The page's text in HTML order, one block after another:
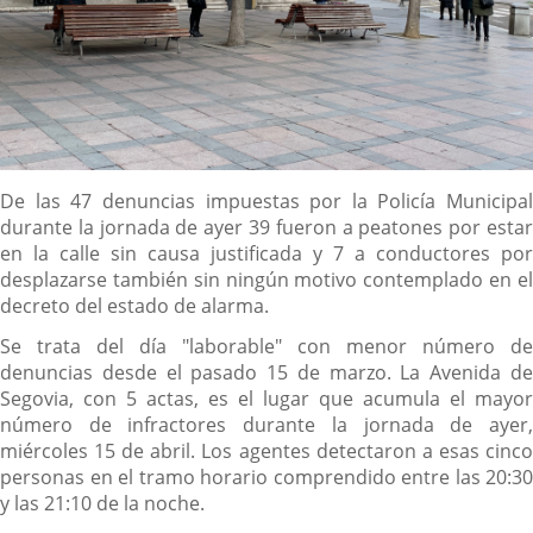
Descripción
De las 47 denuncias impuestas por la Policía Municipal
durante la jornada de ayer 39 fueron a peatones por estar
en la calle sin causa justificada y 7 a conductores por
desplazarse también sin ningún motivo contemplado en el
decreto del estado de alarma.
Se trata del día "laborable" con menor número de
denuncias desde el pasado 15 de marzo. La Avenida de
Segovia, con 5 actas, es el lugar que acumula el mayor
número de infractores durante la jornada de ayer,
miércoles 15 de abril. Los agentes detectaron a esas cinco
personas en el tramo horario comprendido entre las 20:30
y las 21:10 de la noche.